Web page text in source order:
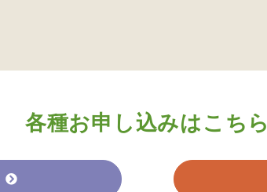
各種お申し込みはこちら